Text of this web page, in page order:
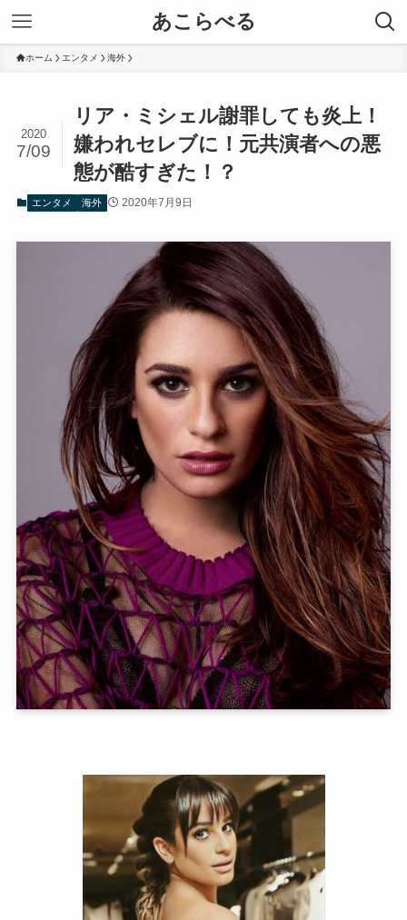
あこらべる
ホーム エンタメ 海外
リア・ミシェル謝罪しても炎上！
嫌われセレブに！元共演者への悪
態が酷すぎた！？
2020
7/09
エンタメ 海外 2020年7月9日